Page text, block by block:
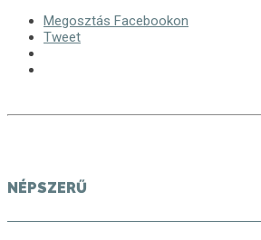
Megosztás Facebookon
Tweet
NÉPSZERŰ